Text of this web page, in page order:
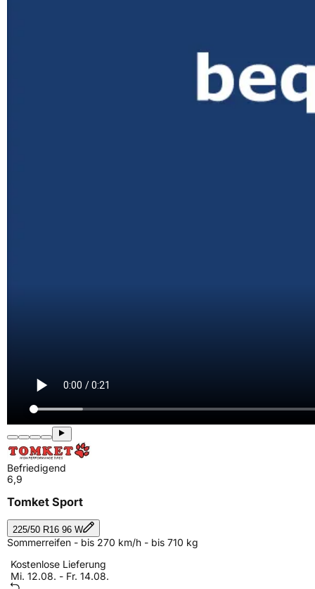
Befriedigend
6,9
Tomket Sport
225/50 R16 96 W
Sommerreifen - bis 270 km/h - bis 710 kg
Kostenlose Lieferung
Mi. 12.08. - Fr. 14.08.